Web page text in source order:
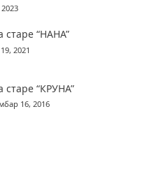
старе “НАНА”
2021
старе “КРУНА”
16, 2016